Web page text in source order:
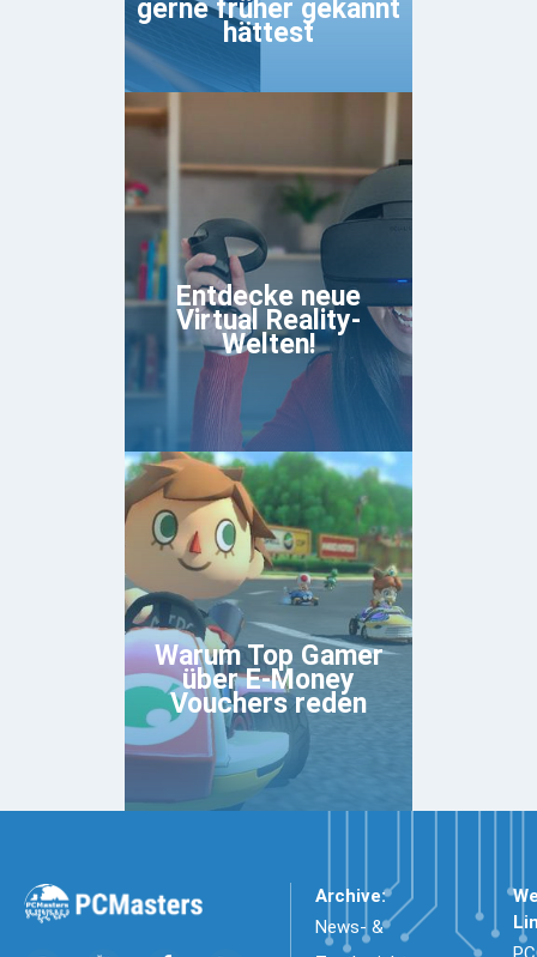
gerne früher gekannt
hättest
Entdecke neue
Virtual Reality-
Welten!
Warum Top Gamer
über E-Money
Vouchers reden
Archive:
News- &